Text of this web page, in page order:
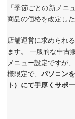
「季節ごとの新メニ
商品の価格を改定した
店舗運営に求められ
ます。 一般的な中古
メニュー設定ですが
様限定で、 パソコン
ト）にて手厚くサポ